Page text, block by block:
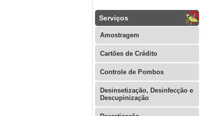
Serviços
Amostragem
Cartões de Crédito
Controle de Pombos
Desinsetização, Desinfecção e
Descupinização